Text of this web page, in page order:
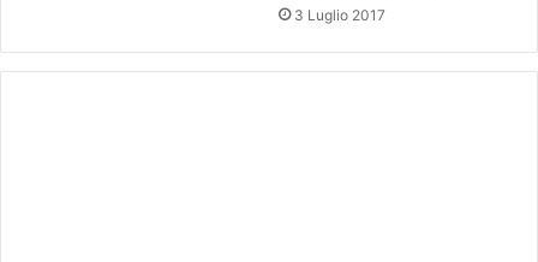
3 Luglio 2017